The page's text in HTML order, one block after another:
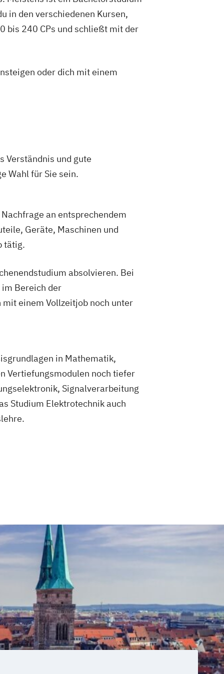
in den verschiedenen Kursen,
bis 240 CPs und schließt mit der
oder dich mit einem
Verständnis und gute
Wahl für Sie sein.
an entsprechendem
Geräte, Maschinen und
tätig.
absolvieren. Bei
Bereich der
einem Vollzeitjob noch unter
in Mathematik,
Vertiefungsmodulen noch tiefer
Signalverarbeitung
Studium Elektrotechnik auch